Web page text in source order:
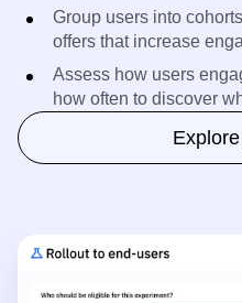
Group users into
offers that increase
Assess how users
how often to discover